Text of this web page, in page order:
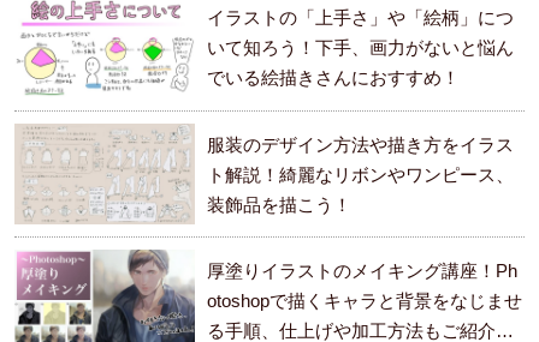
イラストの「上手さ」や「絵柄」につ
いて知ろう！下手、画力がないと悩ん
でいる絵描きさんにおすすめ！
服装のデザイン方法や描き方をイラス
ト解説！綺麗なリボンやワンピース、
装飾品を描こう！
厚塗りイラストのメイキング講座！Ph
otoshopで描くキャラと背景をなじませ
る手順、仕上げや加工方法もご紹介し